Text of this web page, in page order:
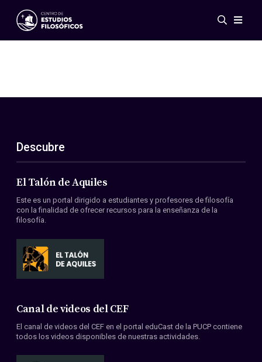
Eventos
ES
EN
Acerca de nosotros
Miembros
Convenios
Descubre
El Talón de Aquiles
Este es un portal dirigido a estudiantes y profesores de filosofía
con la finalidad de ofrecer recursos para la enseñanza de la
filosofía.
Canal de videos del CEF
El canal de videos del CEF en el portal eduCast de la PUCP contiene
todos los videos disponibles de nuestras actividades.